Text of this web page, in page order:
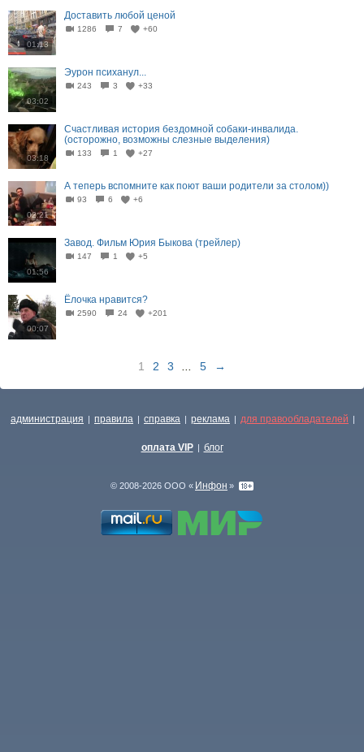
01:13
Доставить любой ценой
1286 7 +60
03:02
Эурон психанул...
243 3 +33
03:18
Счастливая история бездомной собаки-инвалида.
(осторожно, возможны слезные выделения)
133 1 +27
02:21
А теперь вспомните как поют ваши родители за столом))
93 6 +6
01:56
Завод. Фильм Юрия Быкова (трейлер)
147 1 +5
00:07
Ёлочка нравится?
2590 24 +201
1 2 3 5 →
администрация | правила | справка | реклама | для правообладателей |
оплата VIP | блог
© 2008-2026 ООО « Инфон »